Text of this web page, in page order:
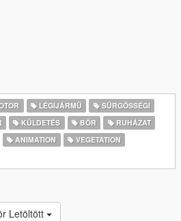
LÉGIJÁRMŰ
SŰRGŐSSÉGI
KÜLDETÉS BŐR
RUHÁZAT
ANIMATION
VEGETATION
Letöltött